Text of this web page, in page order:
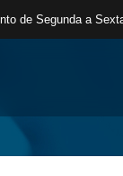
de Segunda a